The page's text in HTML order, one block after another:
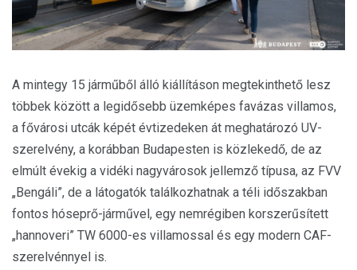
A mintegy 15 járműből álló kiállításon megtekinthető lesz
többek között a legidősebb üzemképes favázas villamos,
a fővárosi utcák képét évtizedeken át meghatározó UV-
szerelvény, a korábban Budapesten is közlekedő, de az
elmúlt évekig a vidéki nagyvárosok jellemző típusa, az FVV
„Bengáli”, de a látogatók találkozhatnak a téli időszakban
fontos hóseprő-járművel, egy nemrégiben korszerűsített
„hannoveri” TW 6000-es villamossal és egy modern CAF-
szerelvénnyel is.